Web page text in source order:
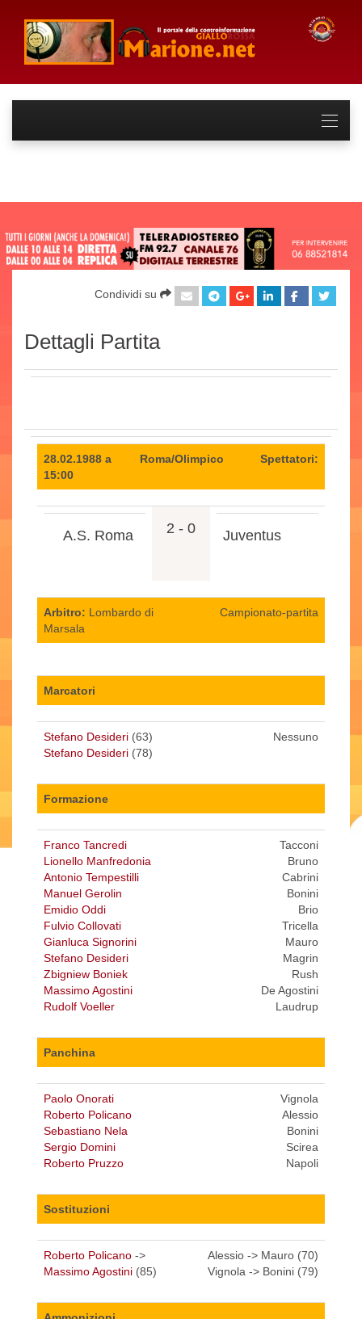
Condividi su
Dettagli Partita
28.02.1988 a
15:00
Roma/Olimpico Spettatori:
A.S. Roma 2 - 0 Juventus
Arbitro: Lombardo di
Marsala
Campionato-partita
Marcatori
Stefano Desideri (63)
Stefano Desideri (78)
Nessuno
Formazione
Franco Tancredi
Lionello Manfredonia
Antonio Tempestilli
Manuel Gerolin
Emidio Oddi
Fulvio Collovati
Gianluca Signorini
Stefano Desideri
Zbigniew Boniek
Massimo Agostini
Rudolf Voeller
Tacconi
Bruno
Cabrini
Bonini
Brio
Tricella
Mauro
Magrin
Rush
De Agostini
Laudrup
Panchina
Paolo Onorati
Roberto Policano
Sebastiano Nela
Sergio Domini
Roberto Pruzzo
Vignola
Alessio
Bonini
Scirea
Napoli
Sostituzioni
Roberto Policano ->
Massimo Agostini (85)
Alessio -> Mauro (70)
Vignola -> Bonini (79)